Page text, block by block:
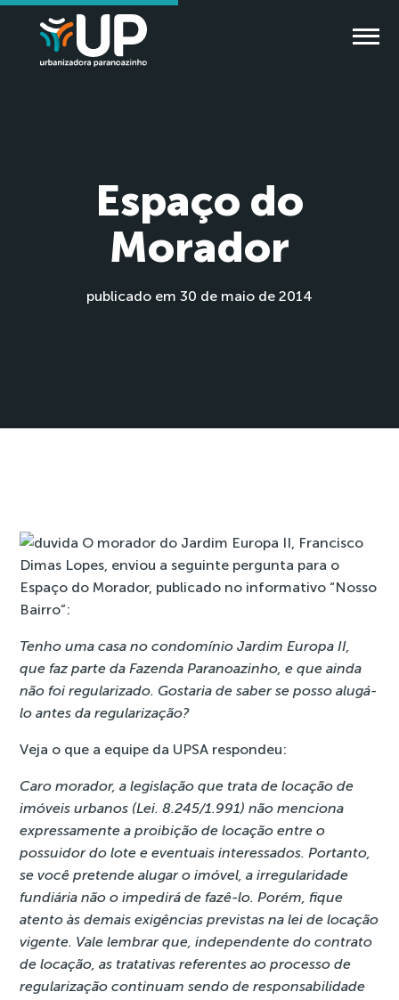
Espaço do
Morador
publicado em 30 de maio de 2014
O morador do Jardim Europa II, Francisco
Dimas Lopes, enviou a seguinte pergunta para o
Espaço do Morador, publicado no informativo “Nosso
Bairro”:
Tenho uma casa no condomínio Jardim Europa II,
que faz parte da Fazenda Paranoazinho, e que ainda
não foi regularizado. Gostaria de saber se posso alugá-
lo antes da regularização?
Veja o que a equipe da UPSA respondeu:
Caro morador, a legislação que trata de locação de
imóveis urbanos (Lei. 8.245/1.991) não menciona
expressamente a proibição de locação entre o
possuidor do lote e eventuais interessados. Portanto,
se você pretende alugar o imóvel, a irregularidade
fundiária não o impedirá de fazê-lo. Porém, fique
atento às demais exigências previstas na lei de locação
vigente. Vale lembrar que, independente do contrato
de locação, as tratativas referentes ao processo de
regularização continuam sendo de responsabilidade